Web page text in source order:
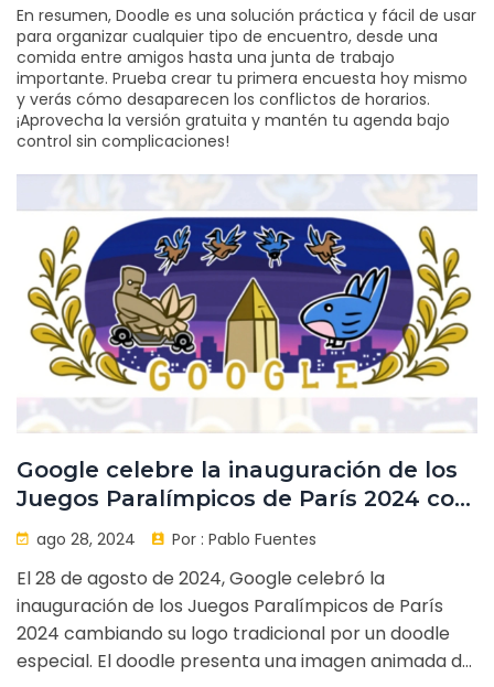
En resumen, Doodle es una solución práctica y fácil de usar
para organizar cualquier tipo de encuentro, desde una
comida entre amigos hasta una junta de trabajo
importante. Prueba crear tu primera encuesta hoy mismo
y verás cómo desaparecen los conflictos de horarios.
¡Aprovecha la versión gratuita y mantén tu agenda bajo
control sin complicaciones!
Google celebre la inauguración de los
Juegos Paralímpicos de París 2024 con
un Doodle animado
ago 28, 2024 Por : Pablo Fuentes
El 28 de agosto de 2024, Google celebró la
inauguración de los Juegos Paralímpicos de París
2024 cambiando su logo tradicional por un doodle
especial. El doodle presenta una imagen animada de